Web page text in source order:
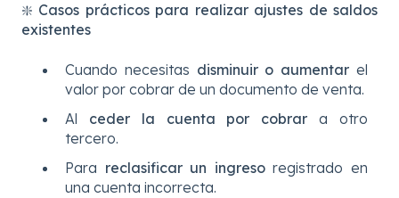
❇️ Casos prácticos para realizar ajustes de saldos
existentes
Cuando necesitas disminuir o aumentar el
valor por cobrar de un documento de venta.
Al ceder la cuenta por cobrar a otro
tercero.
Para reclasificar un ingresoregistrado en
una cuenta incorrecta.